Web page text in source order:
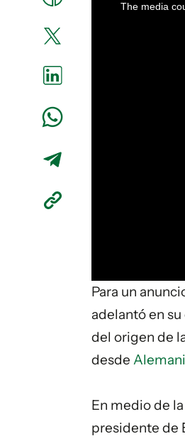
The media
Para un
adelantó en su
del origen de
desde
En medio de
presidente de